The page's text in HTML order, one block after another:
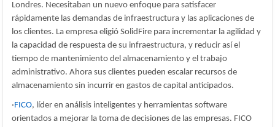
Londres. Necesitaban un nuevo enfoque para satisfacer
rápidamente las demandas de infraestructura y las aplicaciones de
los clientes. La empresa eligió SolidFire para incrementar la agilidad y
la capacidad de respuesta de su infraestructura, y reducir así el
tiempo de mantenimiento del almacenamiento y el trabajo
administrativo. Ahora sus clientes pueden escalar recursos de
almacenamiento sin incurrir en gastos de capital anticipados.
·FICO, líder en análisis inteligentes y herramientas software
orientados a mejorar la toma de decisiones de las empresas. FICO